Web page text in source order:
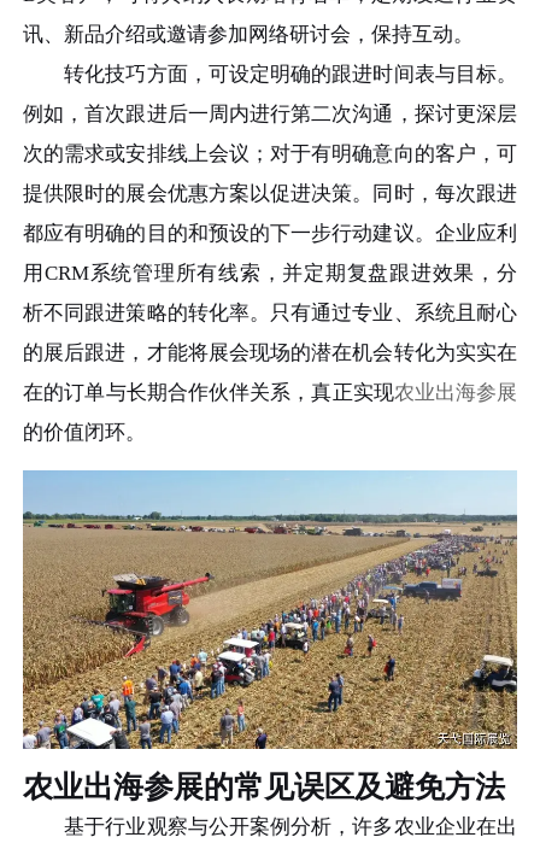
讯、新品介绍或邀请参加网络研讨会，保持互动。
转化技巧方面，可设定明确的跟进时间表与目标。
例如，首次跟进后一周内进行第二次沟通，探讨更深层
次的需求或安排线上会议；对于有明确意向的客户，可
提供限时的展会优惠方案以促进决策。同时，每次跟进
都应有明确的目的和预设的下一步行动建议。企业应利
用CRM系统管理所有线索，并定期复盘跟进效果，分
析不同跟进策略的转化率。只有通过专业、系统且耐心
的展后跟进，才能将展会现场的潜在机会转化为实实在
在的订单与长期合作伙伴关系，真正实现农业出海参展
的价值闭环。
农业出海参展的常见误区及避免方法
基于行业观察与公开案例分析，许多农业企业在出